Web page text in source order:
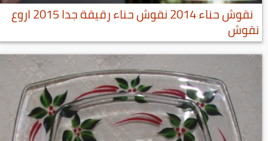
نقوش حناء 2014 نقوش حناء رقيقة جدا 2015 اروع
نقوش